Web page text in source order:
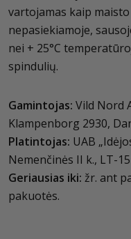
vartojamas kaip
nepasiekiamoje,
nei + 25°C
spindulių.
Gamintojas: Vild Nord
Klampenborg 2930,
Platintojas: UAB
Nemenčinės II k., LT-
Geriausias iki: žr. ant
pakuotės.